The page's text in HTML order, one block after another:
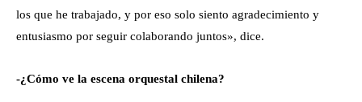
los que he trabajado, y por eso solo siento agradecimiento y
entusiasmo por seguir colaborando juntos», dice.
-¿Cómo ve la escena orquestal chilena?